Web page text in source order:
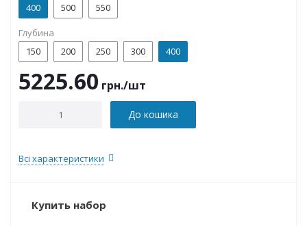
400
500 550
Глубина
150
200 250 300 400
5225.60 грн./шт
До кошика
Всі характеристики
Купить набор